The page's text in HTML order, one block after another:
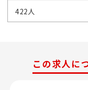
422人
この求人に